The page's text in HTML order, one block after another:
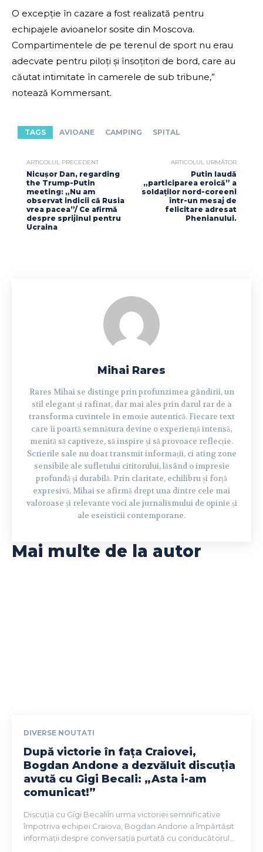
O excepție în cazare a fost realizată pentru
echipajele avioanelor sosite din Moscova.
Compartimentele de pe terenul de sport nu erau
adecvate pentru piloți și însoțitori de bord, care au
căutat intimitate în camerele de sub tribune,”
notează Kommersant.
TAGS AVIOANE CAMPING SPITAL
ARTICOLUL PRECEDENT
Nicușor Dan, regarding
the Trump-Putin
meeting: „Nu am
observat indicii că Rusia
vrea pacea”/ Ce afirmă
despre sprijinul pentru
Ucraina
ARTICOLUL URMĂTOR
Putin laudă
„participarea eroică” a
soldaților nord-coreeni
într-un mesaj de
felicitare adresat
Phenianului.
Mihai Rares
Rares Mihai se distinge prin profunzimea gândirii, un
stil elegant și rafinat, dar mai ales prin darul rar de a
transforma cuvintele în emoție autentică. Fiecare text
care îi poartă semnătura devine o experiență intensă,
menită să captiveze, să inspire și să provoace reflecție.
Scrierile sale nu doar transmit informații, ci ating zone
sensibile ale sufletului cititorului, lăsând o impresie
profundă și durabilă. Prin claritate, echilibru și forță
expresivă, Mihai se afirmă drept una dintre cele mai
valoroase și relevante voci ale jurnalismului de opinie și
ale eseisticii contemporane.
Mai multe de la autor
DIVERSE NOUTATI
După victorie în fața Craiovei,
Bogdan Andone a dezvăluit discuția
avută cu Gigi Becali: „Asta i-am
comunicat!”
Discuția cu Gigi BecaliÎn urma victoriei semnificative
împotriva echipei Craiova, Bogdan Andone a împărtășit
informații despre conversația purtată cu conducătorul...